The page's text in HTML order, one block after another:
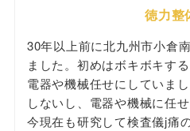
徳力整
30年以上前に北九州市小倉
ました。初めはボキボキす
電器や機械任せにしていま
しないし、電器や機械に任
今現在も研究して検査儀j痛